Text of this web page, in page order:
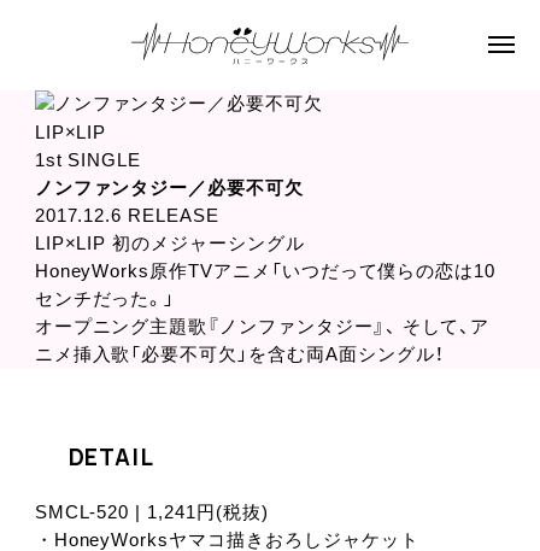
LIP×LIP
1st SINGLE
ノンファンタジー／必要不可欠
2017.12.6 RELEASE
LIP×LIP 初のメジャーシングル
HoneyWorks原作TVアニメ「いつだって僕らの恋は10
センチだった。」
オープニング主題歌『ノンファンタジー』、 そして、ア
ニメ挿入歌「必要不可欠」を含む両A面シングル！
DETAIL
SMCL-520 | 1,241円(税抜)
・HoneyWorksヤマコ描きおろしジャケット